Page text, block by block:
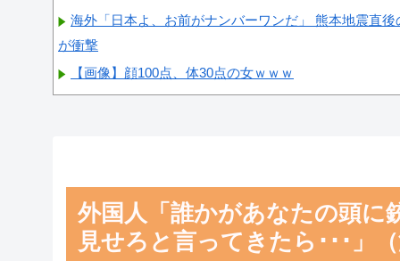
海外「日本よ、お前がナンバーワンだ」 熊本地震直
が衝撃
【画像】顔100点、体30点の女ｗｗｗ
外国人「誰かがあなたの頭に
見せろと言ってきたら･･･」